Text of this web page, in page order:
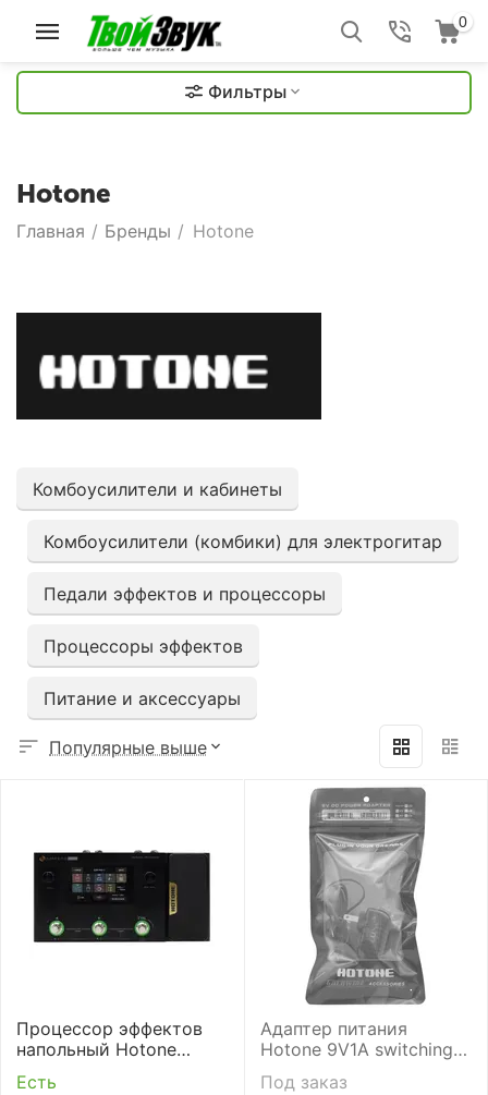
0
Фильтры
Hotone
Главная / Бренды / Hotone
Комбоусилители и кабинеты
Комбоусилители (комбики) для электрогитар
Педали эффектов и процессоры
Процессоры эффектов
Питание и аксессуары
Популярные выше
Процессор эффектов
напольный Hotone
Ampero One
Есть
Адаптер питания
Hotone 9V1A switching
power
Под заказ